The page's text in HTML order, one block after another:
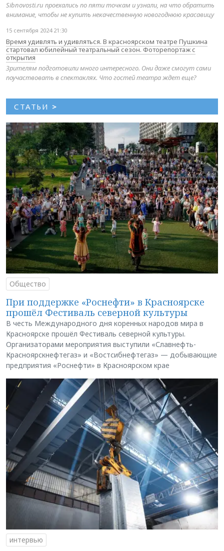
Sibnovosti.ru проехались по пяти точкам и узнали, на что обратить
внимание, чтобы не купить некачественную новогоднюю красавицу
15 сентября 2024 21:30
Время удивлять и удивляться. В красноярском театре Пушкина
стартовал юбилейный театральный сезон. Фоторепортаж с
открытия
Зрителям подготовили много интересного. Они даже смогут сами
поучаствовать в спектаклях. Что гостей театра ждет еще?
СТАТЬИ >
Общество
При поддержке «Роснефти» в Красноярске
прошёл Фестиваль северной культуры
В честь Международного дня коренных народов мира в
Красноярске прошёл Фестиваль северной культуры.
Организаторами мероприятия выступили «Славнефть-
Красноярскнефтегаз» и «Востсибнефтегаз» — добывающие
предприятия «Роснефти» в Красноярском крае
интервью